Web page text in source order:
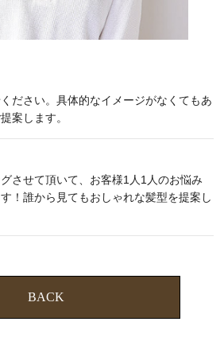
ださい。具体的なイメージがなくてもあ
案します。
させて頂いて、お客様1人1人のお悩み
！誰から見てもおしゃれな髪型を提案し
BACK